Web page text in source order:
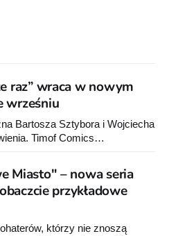
raz” wraca w nowym
wrześniu
Bartosza Sztybora i Wojciecha
Timof Comics
ukazało się w 2015 roku.
Miasto" – nowa seria
przykładowe
którzy nie znoszą